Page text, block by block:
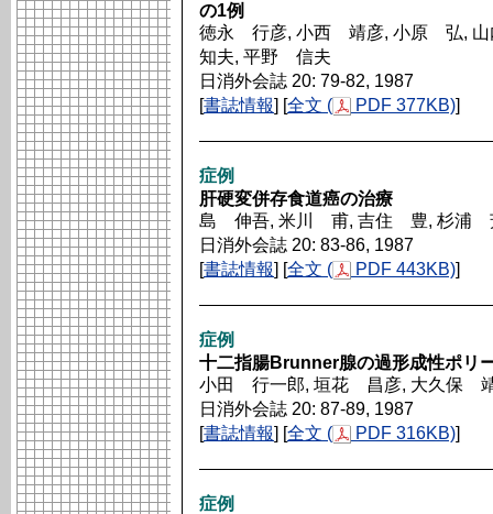
の1例
徳永 行彦, 小西 靖彦, 小原 弘,
知夫, 平野 信夫
日消外会誌 20: 79-82, 1987
[書誌情報] [全文 ( PDF 377KB)]
症例
肝硬変併存食道癌の治療
島 伸吾, 米川 甫, 吉住 豊, 杉浦
日消外会誌 20: 83-86, 1987
[書誌情報] [全文 ( PDF 443KB)]
症例
十二指腸Brunner腺の過形成性ポリ
小田 行一郎, 垣花 昌彦, 大久保
日消外会誌 20: 87-89, 1987
[書誌情報] [全文 ( PDF 316KB)]
症例